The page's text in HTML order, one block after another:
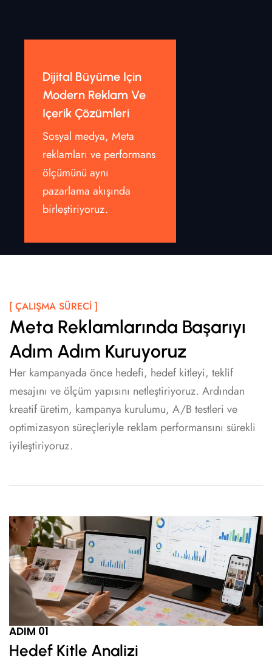
Dijital Büyüme Için
Modern Reklam Ve
Içerik Çözümleri
Sosyal medya, Meta
reklamları ve performans
ölçümünü aynı
pazarlama akışında
birleştiriyoruz.
[ ÇALIŞMA SÜRECI ]
Meta Reklamlarında Başarıyı
Adım Adım Kuruyoruz
Her kampanyada önce hedefi, hedef kitleyi, teklif
mesajını ve ölçüm yapısını netleştiriyoruz. Ardından
kreatif üretim, kampanya kurulumu, A/B testleri ve
optimizasyon süreçleriyle reklam performansını sürekli
iyileştiriyoruz.
ADIM 01
Hedef Kitle Analizi